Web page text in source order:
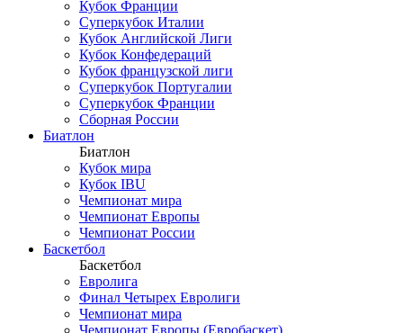
Кубок Франции
Суперкубок Италии
Кубок Английской Лиги
Кубок Конфедераций
Кубок французской лиги
Суперкубок Португалии
Суперкубок Франции
Сборная России
Биатлон
Биатлон
Кубок мира
Кубок IBU
Чемпионат мира
Чемпионат Европы
Чемпионат России
Баскетбол
Баскетбол
Евролига
Финал Четырех Евролиги
Чемпионат мира
Чемпионат Европы (Евробаскет)